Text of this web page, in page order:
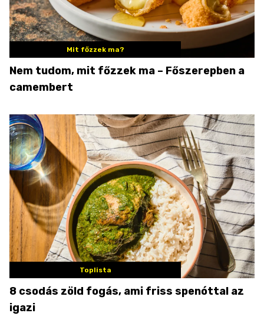
Mit főzzek ma?
Nem tudom, mit főzzek ma – Főszerepben a
camembert
Toplista
8 csodás zöld fogás, ami friss spenóttal az
igazi